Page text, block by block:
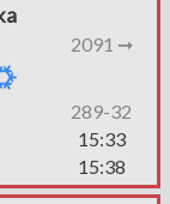
2091 ➞
289-32
15:33
15:38